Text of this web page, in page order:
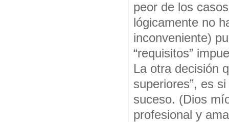
peor de los
lógicamente no
inconveniente)
“requisitos”
La otra decisión
superiores”, es
suceso. (Dios
profesional y